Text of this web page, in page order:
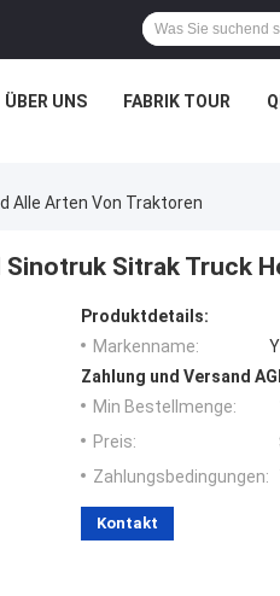
ÜBER UNS FABRIK TOUR
Alle Arten Von Traktoren
Sinotruk Sitrak Truck
Produktdetails:
Markenname:
Zahlung und Versand
Min Bestellmenge:
Preis:
Zahlungsbedingungen:
Kontakt